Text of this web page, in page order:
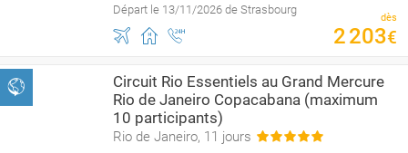
Départ le 13/11/2026 de Strasbourg
dès
2203€
Circuit Rio Essentiels au Grand Mercure
Rio de Janeiro Copacabana (maximum
10 participants)
Rio de Janeiro, 11 jours